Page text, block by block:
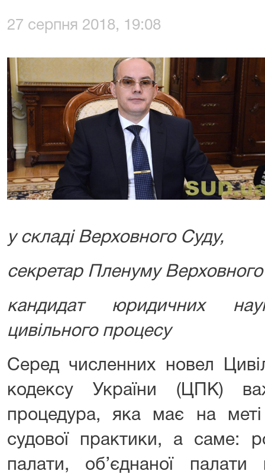
27 серпня 2018, 19:08
у складі Верховного Суду,
секретар Пленуму
кандидат юридичних
цивільного процесу
Серед численних новел
кодексу України (ЦПК)
процедура, яка має на меті
судової практики, а саме:
палати, об’єднаної палати